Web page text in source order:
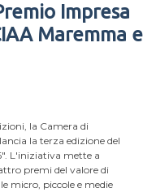
Impresa
Maremma e
la Camera di
la terza edizione del
L'iniziativa mette a
premi del valore di
micro, piccole e medie